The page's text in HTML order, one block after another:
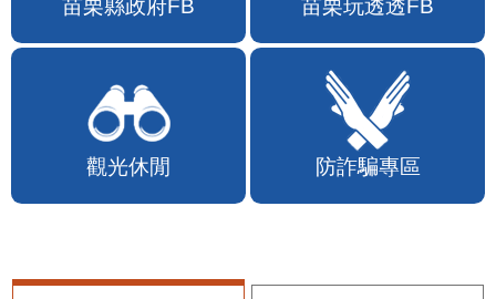
苗栗縣政府FB 苗栗玩透透FB
觀光休閒 防詐騙專區